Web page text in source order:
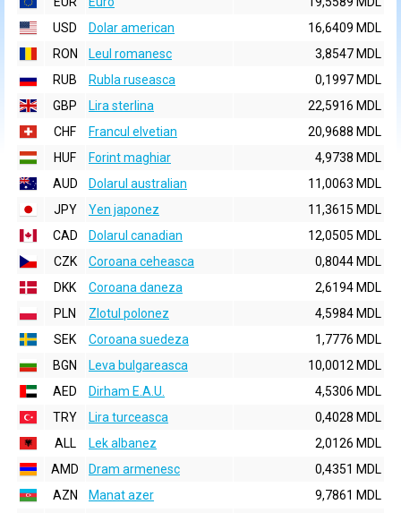
USD
Dolar american
16,6409 MDL
RON
Leul romanesc
3,8547 MDL
RUB
Rubla ruseasca
0,1997 MDL
GBP
Lira sterlina
22,5916 MDL
CHF
Francul elvetian
20,9688 MDL
HUF
Forint maghiar
4,9738 MDL
AUD
Dolarul australian
11,0063 MDL
JPY
Yen japonez
11,3615 MDL
CAD
Dolarul canadian
12,0505 MDL
CZK
Coroana ceheasca
0,8044 MDL
DKK
Coroana daneza
2,6194 MDL
PLN
Zlotul polonez
4,5984 MDL
SEK
Coroana suedeza
1,7776 MDL
BGN
Leva bulgareasca
10,0012 MDL
AED
Dirham E.A.U.
4,5306 MDL
TRY
Lira turceasca
0,4028 MDL
ALL
Lek albanez
2,0126 MDL
AMD
Dram armenesc
0,4351 MDL
AZN
Manat azer
9,7861 MDL